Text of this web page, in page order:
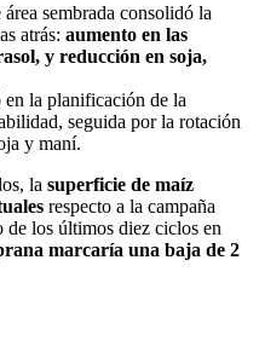
sembrada consolidó la
atrás: aumento en las
y reducción en soja,
la planificación de la
seguida por la rotación
y maní.
la superficie de maíz
respecto a la campaña
de los últimos diez ciclos en
marcaría una baja de 2